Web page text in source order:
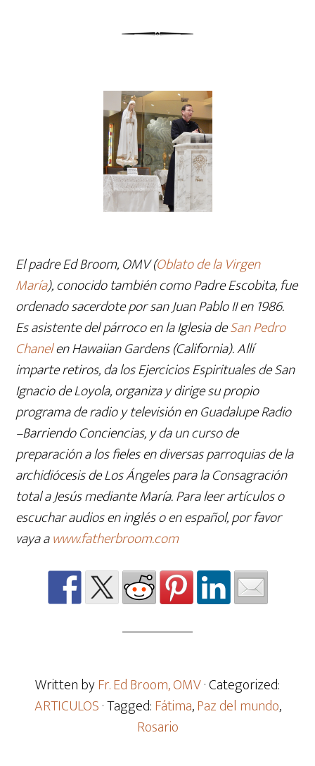
El padre Ed Broom, OMV (Oblato de la Virgen
María), conocido también como Padre Escobita, fue
ordenado sacerdote por san Juan Pablo II en 1986.
Es asistente del párroco en la Iglesia deSan Pedro
Chanelen Hawaiian Gardens (California). Allí
imparte retiros, da los Ejercicios Espirituales de San
Ignacio de Loyola, organiza y dirige su propio
programa de radio y televisión en Guadalupe Radio
–Barriendo Conciencias, y da un curso de
preparación a los fieles en diversas parroquias de la
archidiócesis de Los Ángeles para la Consagración
total a Jesús mediante María. Para leer artículos o
escuchar audios en inglés o en español, por favor
vaya awww.fatherbroom.com
Written byFr. Ed Broom, OMV· Categorized:
ARTICULOS· Tagged:Fátima,Paz del mundo,
Rosario